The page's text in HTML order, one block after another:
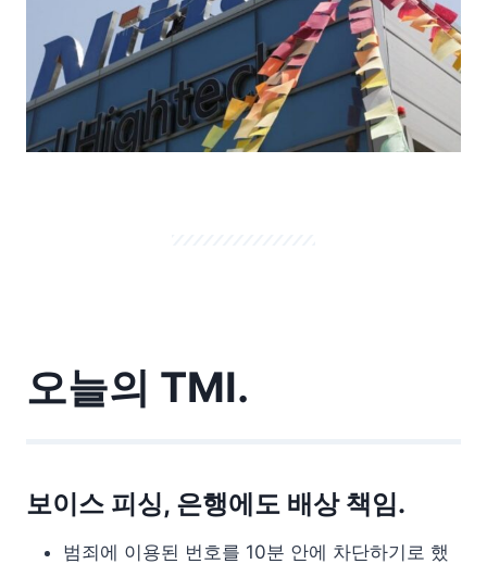
오늘의 TMI.
보이스 피싱, 은행에도 배상 책임.
범죄에 이용된 번호를 10분 안에 차단하기로 했